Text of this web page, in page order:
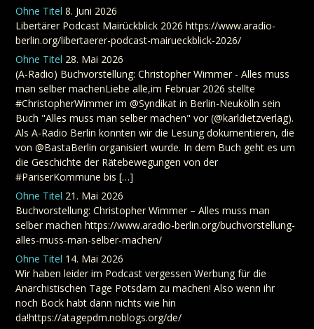
Ohne Titel 8. Juni 2026
Libertärer Podcast Mairückblick 2026 https://www.aradio-
berlin.org/libertaerer-podcast-mairueckblick-2026/
Ohne Titel 28. Mai 2026
(A-Radio) Buchvorstellung: Christopher Wimmer - Alles muss
man selber machenLiebe alle,im Februar 2026 stellte
#ChristopherWimmer im @Syndikat in Berlin-Neukölln sein
Buch "Alles muss man selber machen" vor (@karldietzverlag).
Als A-Radio Berlin konnten wir die Lesung dokumentieren, die
von @BastaBerlin organisiert wurde. In dem Buch geht es um
die Geschichte der Rätebewegungen von der
#PariserKommune bis […]
Ohne Titel 21. Mai 2026
Buchvorstellung: Christopher Wimmer – Alles muss man
selber machen https://www.aradio-berlin.org/buchvorstellung-
alles-muss-man-selber-machen/
Ohne Titel 14. Mai 2026
Wir haben leider im Podcast vergessen Werbung für die
Anarchistischen Tage Potsdam zu machen! Also wenn ihr
noch Bock habt dann nichts wie hin
da!https://atagepdm.noblogs.org/de/